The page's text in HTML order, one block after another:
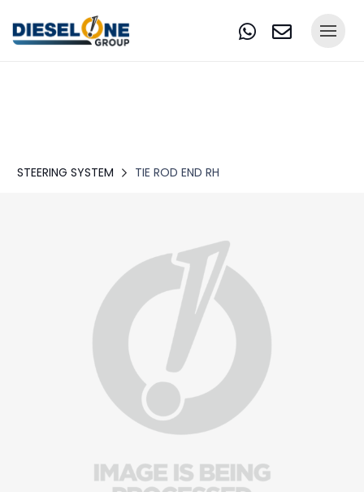
STEERING SYSTEM TIE ROD END RH